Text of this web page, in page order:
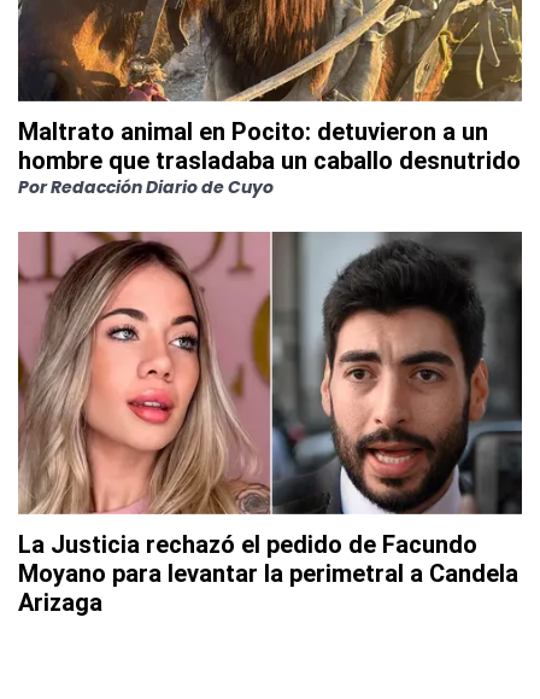
Maltrato animal en Pocito: detuvieron a un
hombre que trasladaba un caballo desnutrido
PorRedacción Diario de Cuyo
La Justicia rechazó el pedido de Facundo
Moyano para levantar la perimetral a Candela
Arizaga